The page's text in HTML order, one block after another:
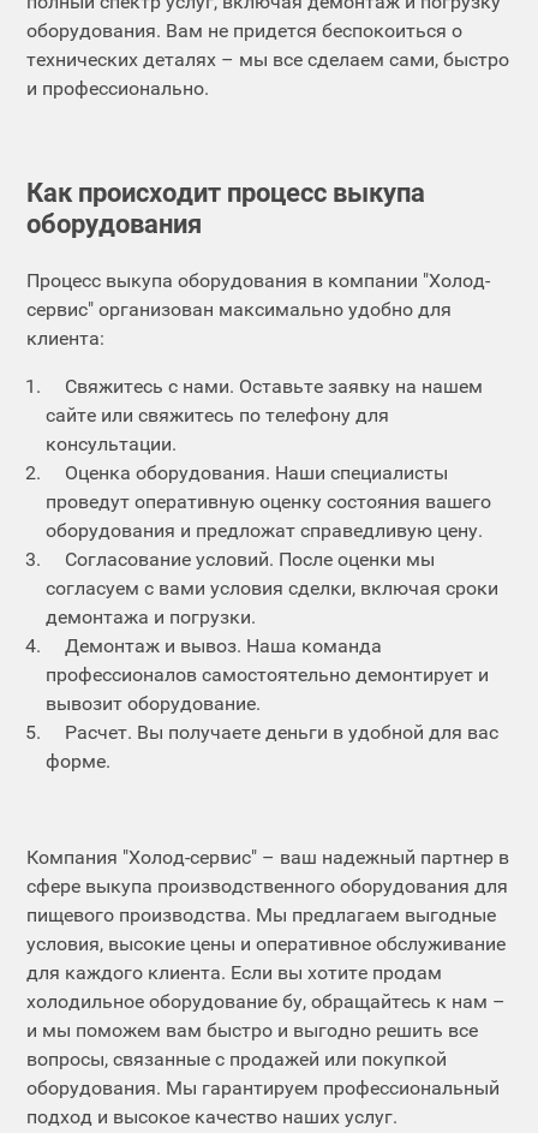
оборудования. Вам не придется беспокоиться о
технических деталях – мы все сделаем сами, быстро
и профессионально.
Как происходит процесс выкупа
оборудования
Процесс выкупа оборудования в компании "Холод-
сервис" организован максимально удобно для
клиента:
Свяжитесь с нами. Оставьте заявку на нашем
сайте или свяжитесь по телефону для
консультации.
Оценка оборудования. Наши специалисты
проведут оперативную оценку состояния вашего
оборудования и предложат справедливую цену.
Согласование условий. После оценки мы
согласуем с вами условия сделки, включая сроки
демонтажа и погрузки.
Демонтаж и вывоз. Наша команда
профессионалов самостоятельно демонтирует и
вывозит оборудование.
Расчет. Вы получаете деньги в удобной для вас
форме.
Компания "Холод-сервис" – ваш надежный партнер в
сфере выкупа производственного оборудования для
пищевого производства. Мы предлагаем выгодные
условия, высокие цены и оперативное обслуживание
для каждого клиента. Если вы хотите продам
холодильное оборудование бу, обращайтесь к нам –
и мы поможем вам быстро и выгодно решить все
вопросы, связанные с продажей или покупкой
оборудования. Мы гарантируем профессиональный
подход и высокое качество наших услуг.